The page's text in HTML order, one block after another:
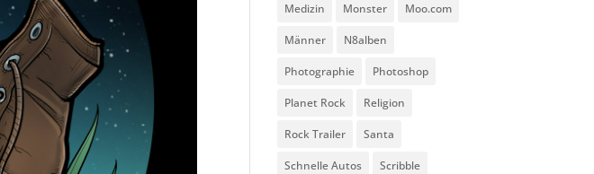
Medizin Monster Moo.com
Männer N8alben
Photographie Photoshop
Planet Rock Religion
Rock Trailer Santa
Schnelle Autos Scribble